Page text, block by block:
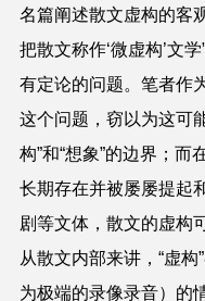
名篇阐述散文虚构的客
把散文称作‘微虚构’文
有定论的问题。笔者作
这个问题，窃以为这可
构”和“想象”的边界；而
长期存在并被屡屡提起
剧等文体，散文的虚构
从散文内部来讲，“虚
为极端的录像录音）的